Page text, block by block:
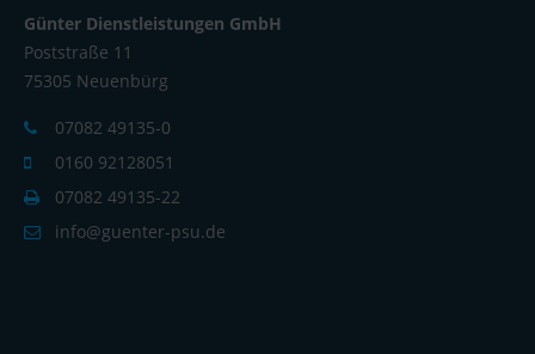
Günter Dienstleistungen GmbH
Poststraße 11
75305 Neuenbürg
07082 49135-0
0160 92128051
07082 49135-22
info@guenter-psu.de